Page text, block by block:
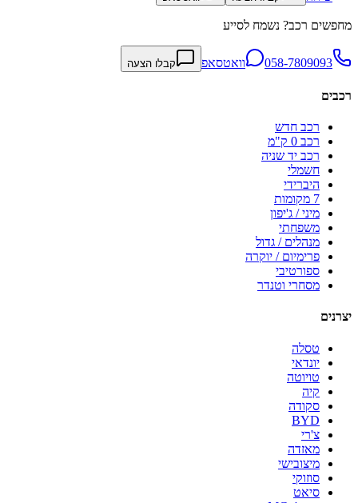
מחפשים רכב? נשמח לסייע
058-7809093 וואטסאפ קבלו הצעה
רכבים
רכב חדש
רכב 0 ק"מ
רכב יד שניה
חשמלי
היברידי
7 מקומות
מיני / ג'יפון
משפחתי
מנהלים / גדול
פרימיום / יוקרה
ספורטיבי
מסחרי וטנדר
יצרנים
טסלה
יונדאי
טויוטה
קיה
סקודה
BYD
צ'רי
מאזדה
מיצובישי
סוזוקי
סיאט